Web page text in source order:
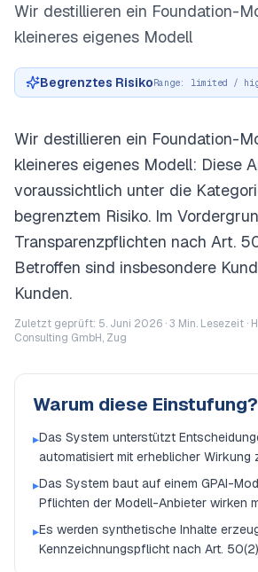
Wir destillieren ein Foundation-
kleineres eigenes Modell
Begrenztes RisikoRange: limited /
Wir destillieren ein Foundation-
kleineres eigenes Modell: Diese
voraussichtlich unter die
begrenztem Risiko. Im
Transparenzpflichten nach Art.
Betroffen sind insbesondere
Kunden.
Zuletzt geprüft: 5. Juni 2026 ·3 Min. Lesezeit ·
Consulting GmbH, Zug
Warum diese Einstufung?
▸Das System unterstützt
automatisiert mit erheblicher Wirkung
▸Das System baut auf einem GPAI-
Pflichten der Modell-Anbieter wirken
▸Es werden synthetische Inhalte
Kennzeichnungspflicht nach Art.